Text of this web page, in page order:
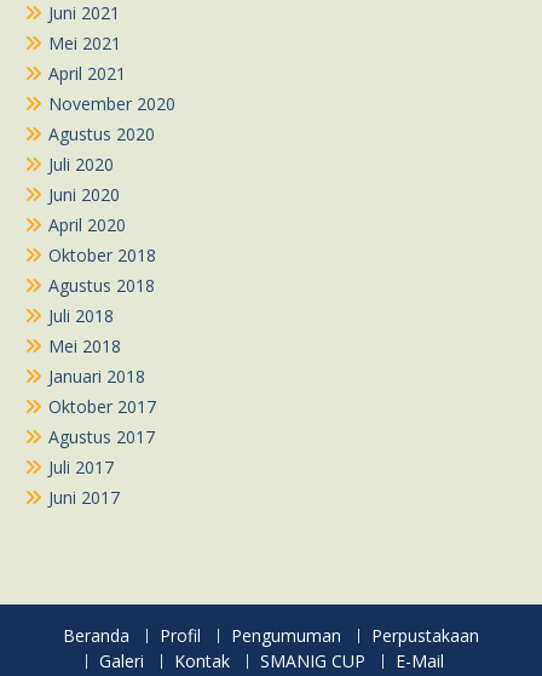
Juni 2021
Mei 2021
April 2021
November 2020
Agustus 2020
Juli 2020
Juni 2020
April 2020
Oktober 2018
Agustus 2018
Juli 2018
Mei 2018
Januari 2018
Oktober 2017
Agustus 2017
Juli 2017
Juni 2017
Beranda Profil Pengumuman
Perpustakaan
Galeri
Kontak SMANIG CUP E-Mail